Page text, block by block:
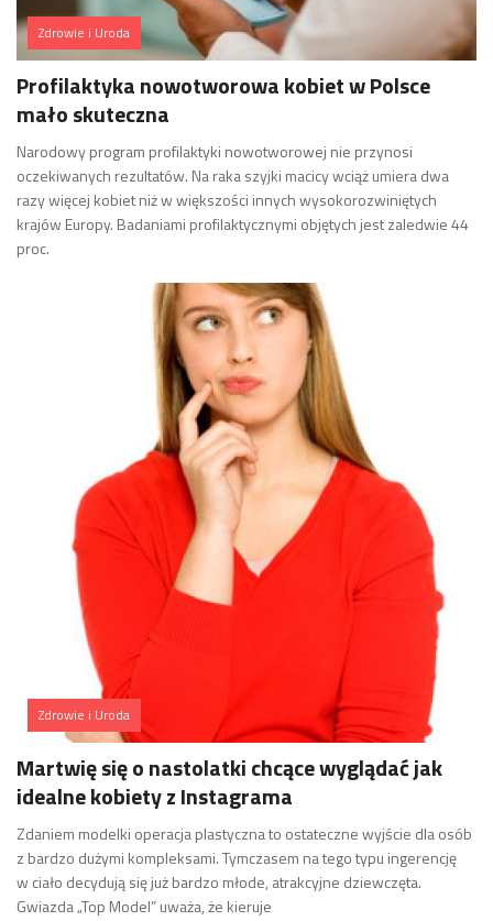
Zdrowie i Uroda
Profilaktyka nowotworowa kobiet w Polsce
mało skuteczna
Narodowy program profilaktyki nowotworowej nie przynosi
oczekiwanych rezultatów. Na raka szyjki macicy wciąż umiera dwa
razy więcej kobiet niż w większości innych wysokorozwiniętych
krajów Europy. Badaniami profilaktycznymi objętych jest zaledwie 44
proc.
Zdrowie i Uroda
Martwię się o nastolatki chcące wyglądać jak
idealne kobiety z Instagrama
Zdaniem modelki operacja plastyczna to ostateczne wyjście dla osób
z bardzo dużymi kompleksami. Tymczasem na tego typu ingerencję
w ciało decydują się już bardzo młode, atrakcyjne dziewczęta.
Gwiazda „Top Model” uważa, że kieruje